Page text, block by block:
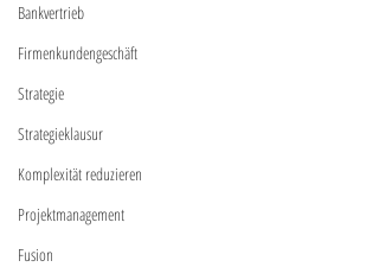
Bankvertrieb
Firmenkundengeschäft
Strategie
Strategieklausur
Komplexität reduzieren
Projektmanagement
Fusion